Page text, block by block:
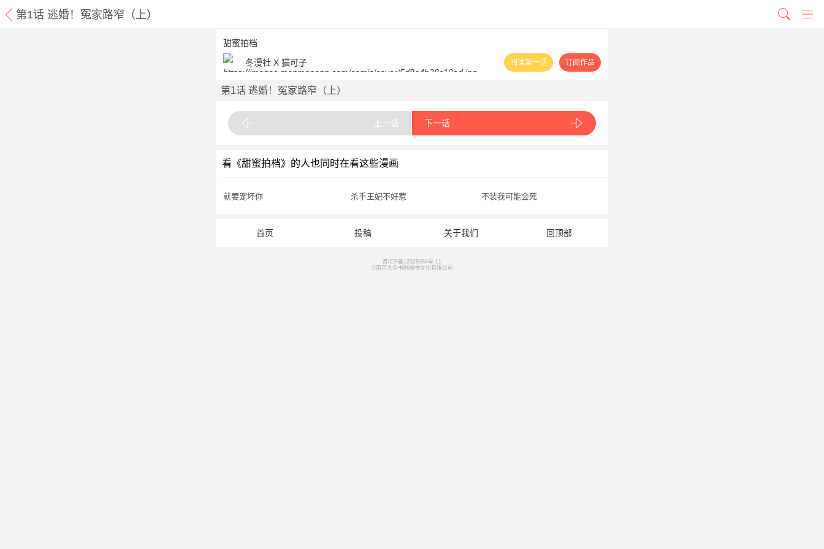
第1话 逃婚！冤家路窄（上）
甜蜜拍档
冬漫社 X 猫可子
阅读第一话 订阅作品
第1话 逃婚！冤家路窄（上）
上一话 下一话
看《甜蜜拍档》的人也同时在看这些漫画
就要宠坏你 杀手王妃不好惹 不装我可能会死
首页 投稿 关于我们 回顶部
苏ICP备12028084号-11
©南京大众书网图书文化有限公司